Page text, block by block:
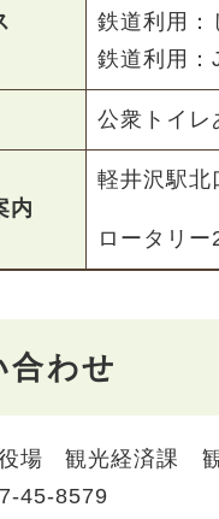
鉄道利用：
鉄道利用：
公衆トイレ
内
軽井沢駅北
ロータリ
合わせ
場 観光経済課
45-8579